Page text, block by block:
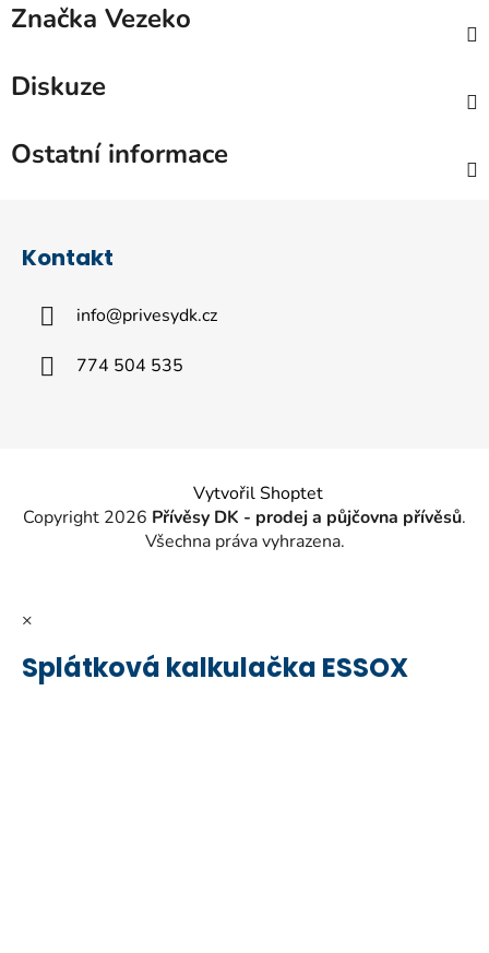
Značka Vezeko
Diskuze
Ostatní informace
Kontakt
info@privesydk.cz
774 504 535
Vytvořil Shoptet
Copyright 2026 Přívěsy DK - prodej a půjčovna přívěsů.
Všechna práva vyhrazena.
×
Splátková kalkulačka ESSOX